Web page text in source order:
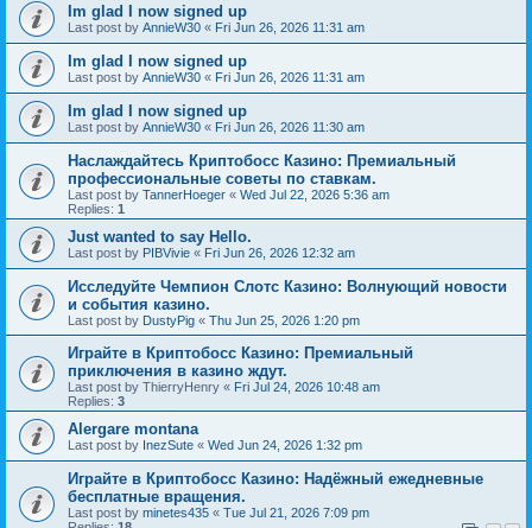
Im glad I now signed up
Last post by AnnieW30 « Fri Jun 26, 2026 11:31 am
Im glad I now signed up
Last post by AnnieW30 « Fri Jun 26, 2026 11:31 am
Im glad I now signed up
Last post by AnnieW30 « Fri Jun 26, 2026 11:30 am
Наслаждайтесь Криптобосс Казино: Премиальный
профессиональные советы по ставкам.
Last post by TannerHoeger « Wed Jul 22, 2026 5:36 am
Replies: 1
Just wanted to say Hello.
Last post by PIBVivie « Fri Jun 26, 2026 12:32 am
Исследуйте Чемпион Слотс Казино: Волнующий новости
и события казино.
Last post by DustyPig « Thu Jun 25, 2026 1:20 pm
Играйте в Криптобосс Казино: Премиальный
приключения в казино ждут.
Last post by ThierryHenry « Fri Jul 24, 2026 10:48 am
Replies: 3
Alergare montana
Last post by InezSute « Wed Jun 24, 2026 1:32 pm
Играйте в Криптобосс Казино: Надёжный ежедневные
бесплатные вращения.
Last post by minetes435 « Tue Jul 21, 2026 7:09 pm